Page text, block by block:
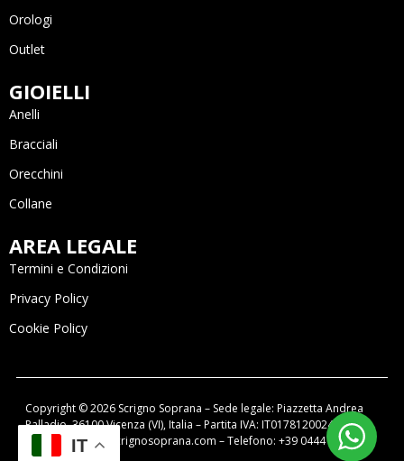
Orologi
Outlet
GIOIELLI
Anelli
Bracciali
Orecchini
Collane
AREA LEGALE
Termini e Condizioni
Privacy Policy
Cookie Policy
Copyright © 2026 Scrigno Soprana – Sede legale: Piazzetta Andrea
Palladio, 36100 Vicenza (VI), Italia – Partita IVA: IT01781200249 –
email: negozio@scrignosoprana.com – Telefono: +39 0444 320788
Powered by OIR
IT